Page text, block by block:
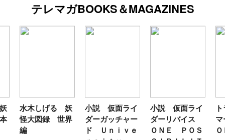
テレマガBOOKS＆MAGAZINES
水木しげる 妖
怪大図録 世界
編
小説 仮面ライ
ダーガッチャー
ド Ｕｎｉｖｅ
小説 仮面ライ
ダーリバイス
ＯＮＥ ＰＯＳ